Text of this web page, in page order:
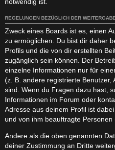
REGELUNGEN BEZÜGLICH DER
Zweck eines Boards ist es, einen
zu ermöglichen. Du bist dir daher
Profils und die von dir erstellten
zugänglich sein können. Der
einzelne Informationen nur für
(z. B. andere registrierte Benutzer,
sind. Wenn du Fragen dazu hast,
Informationen im Forum oder
Adresse aus deinem Profil ist
und von ihm beauftragte Personen
Andere als die oben genannten
deiner Zustimmung an Dritte